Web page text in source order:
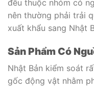
đều thuộc nhóm có
nên thường phải trải
xuất khẩu sang Nhật
Sản Phẩm Có
Nhật Bản kiểm soát
gốc động vật nhằm